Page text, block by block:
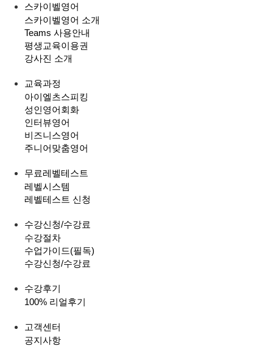
스카이벨영어
스카이벨영어 소개
Teams 사용안내
평생교육이용권
강사진 소개
교육과정
아이엘츠스피킹
성인영어회화
인터뷰영어
비즈니스영어
주니어맞춤영어
무료레벨테스트
레벨시스템
레벨테스트 신청
수강신청/수강료
수강절차
수업가이드(필독)
수강신청/수강료
수강후기
100% 리얼후기
고객센터
공지사항